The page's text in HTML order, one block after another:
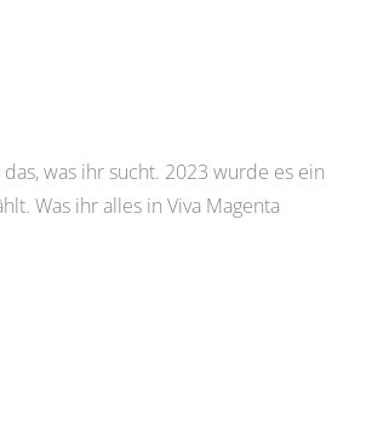
was ihr sucht. 2023 wurde es ein
Was ihr alles in Viva Magenta